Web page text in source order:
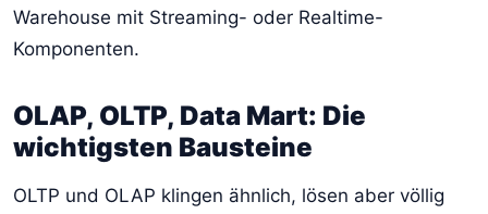
Warehouse mit Streaming- oder Realtime-
Komponenten.
OLAP, OLTP, Data Mart: Die
wichtigsten Bausteine
OLTP und OLAP klingen ähnlich, lösen aber völlig